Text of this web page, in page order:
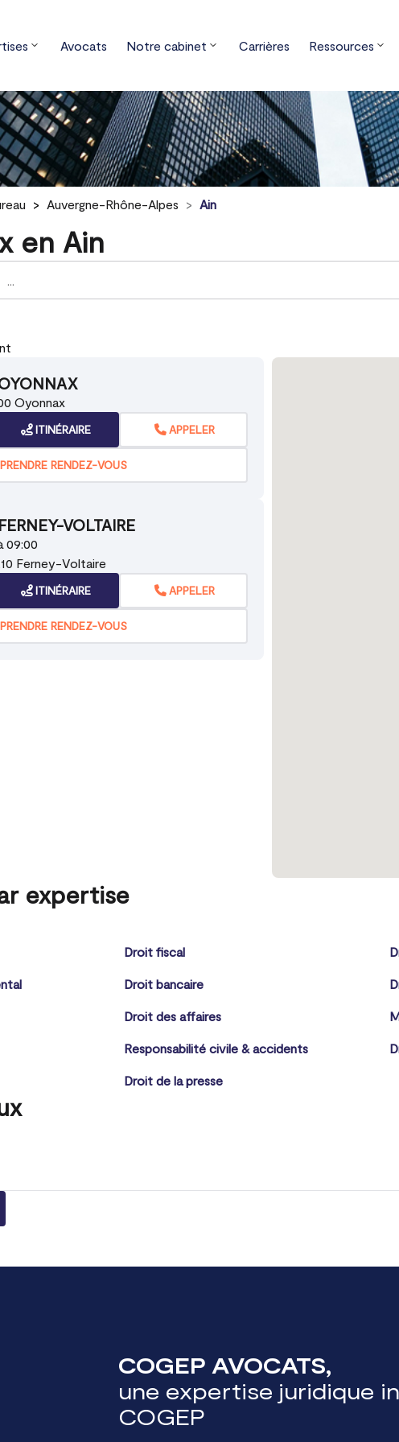
Avocats Notre cabinet Carrières Ressources
Auvergne-Rhône-Alpes Ain
en Ain
Oyonnax
ITINÉRAIRE APPELER
PRENDRE RENDEZ-VOUS
VOLTAIRE
09:00
Ferney-Voltaire
ITINÉRAIRE APPELER
PRENDRE RENDEZ-VOUS
expertise
Droit fiscal
Droit bancaire
Droit des affaires
Responsabilité civile & accidents
Droit de la presse
COGEP AVOCATS,
une expertise juridique
COGEP